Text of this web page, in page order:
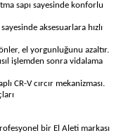
sapı sayesinde konforlu
aksesuarlara hızlı
el yorgunluğunu azaltır.
işlemden sonra vidalama
CR-V cırcır mekanizması.
bir El Aleti markası